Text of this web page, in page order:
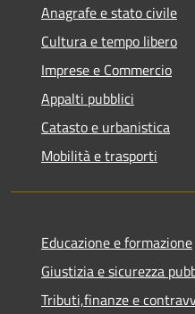
Anagrafe e stato civile
Cultura e tempo libero
Imprese e Commercio
Appalti pubblici
Catasto e urbanistica
Mobilità e trasporti
Educazione e formazione
Giustizia e sicurezza
Tributi,finanze e